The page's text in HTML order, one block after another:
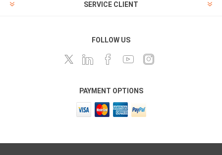
SERVICE CLIENT
FOLLOW US
PAYMENT OPTIONS